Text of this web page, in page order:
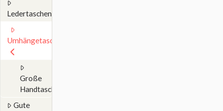
Ledertaschen
Umhängetaschen
Große
Handtaschen
Gute